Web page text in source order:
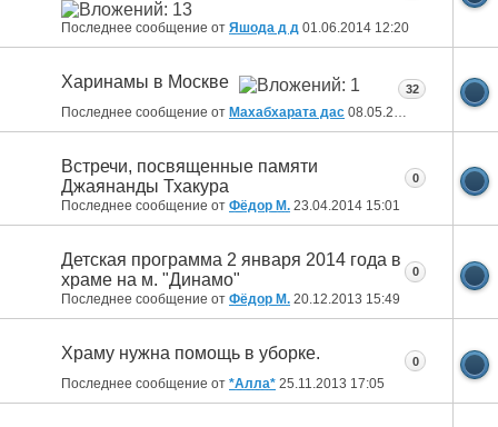
Последнее сообщение от Яшода д д 01.06.2014 12:20
Харинамы в Москве
Последнее сообщение от Махабхарата дас 08.05.2014
32
Встречи, посвященные памяти
Джаянанды Тхакура
Последнее сообщение от Фёдор М. 23.04.2014 15:01
0
Детская программа 2 января 2014 года в
храме на м. "Динамо"
Последнее сообщение от Фёдор М. 20.12.2013 15:49
0
Храму нужна помощь в уборке.
Последнее сообщение от *Алла* 25.11.2013 17:05
0